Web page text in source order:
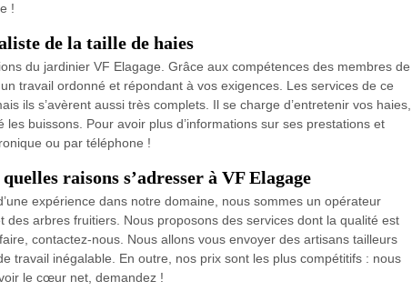
!
de la taille de haies
du jardinier VF Elagage. Grâce aux compétences des membres de
travail ordonné et répondant à vos exigences. Les services de ce
ils s’avèrent aussi très complets. Il se charge d’entretenir vos haies,
les buissons. Pour avoir plus d’informations sur ses prestations et
ou par téléphone !
raisons s’adresser à VF Elagage
expérience dans notre domaine, nous sommes un opérateur
des arbres fruitiers. Nous proposons des services dont la qualité est
contactez-nous. Nous allons vous envoyer des artisans tailleurs
travail inégalable. En outre, nos prix sont les plus compétitifs : nous
le cœur net, demandez !